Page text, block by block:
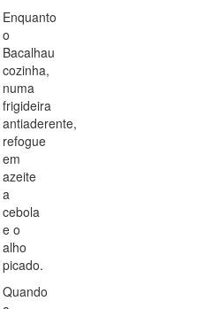
Enquanto
o
Bacalhau
cozinha,
numa
frigideira
antiaderente,
refogue
em
azeite
a
cebola
e o
alho
picado.
Quando